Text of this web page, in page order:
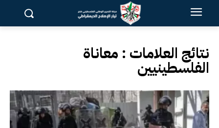
نتائج العلامات : معاناة
الفلسطينيين